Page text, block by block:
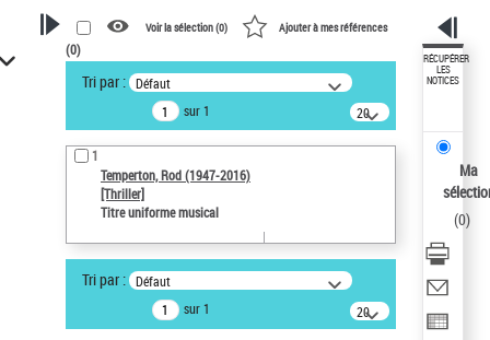
VOTRE RECHERCHE
Recherche avancée dans les
notices d’autorité
Œuvres liées à l'auteur :
Temperton, Rod (1947-2016)
Sauvegarder votre recherche
AFFINER
Type de notice d'autorité
Voir la sélection (0) Ajouter à mes références
(0)
Tri par : Défaut
sur 1
20
résultats/page
1
Temperton, Rod (1947-2016)
[Thriller]
Titre uniforme musical
Tri par : Défaut
sur 1
20
résultats/page
RÉCUPÉRER
LES
NOTICES
Ma
(0)